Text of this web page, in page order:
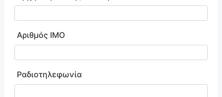
Αριθμός ΙΜΟ
Ραδιοτηλεφωνία